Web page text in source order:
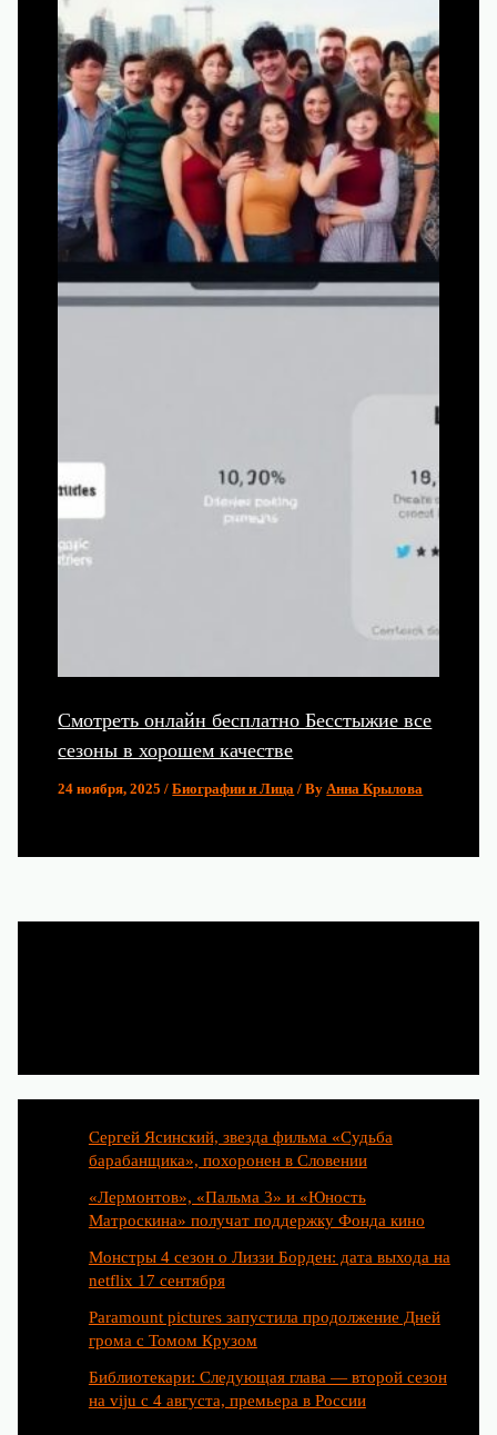
Смотреть онлайн бесплатно Бесстыжие все
сезоны в хорошем качестве
24 ноября, 2025/Биографии и Лица / By Анна Крылова
Сергей Ясинский, звезда фильма «Судьба
барабанщика», похоронен в Словении
«Лермонтов», «Пальма 3» и «Юность
Матроскина» получат поддержку Фонда кино
Монстры 4 сезон о Лиззи Борден: дата выхода на
netflix 17 сентября
Paramount pictures запустила продолжение Дней
грома с Томом Крузом
Библиотекари: Следующая глава — второй сезон
на viju с 4 августа, премьера в России